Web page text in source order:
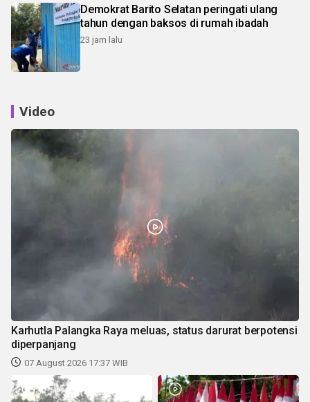
Demokrat Barito Selatan peringati ulang
tahun dengan baksos di rumah ibadah
23 jam lalu
Video
Karhutla Palangka Raya meluas, status darurat berpotensi
diperpanjang
07 August 2026 17:37 WIB